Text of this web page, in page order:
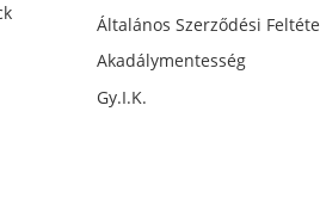
Általános Szerződési
Akadálymentesség
Gy.I.K.